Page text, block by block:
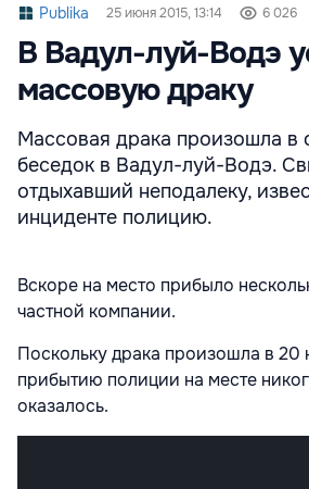
Publika 25 июня 2015, 13:14 6 026
В Вадул-луй-Водэ
массовую драку
Массовая драка произошла в
беседок в Вадул-луй-Водэ.
отдыхавший неподалеку,
инциденте полицию.
Вскоре на место прибыло
частной компании.
Поскольку драка произошла в 20
прибытию полиции на месте
оказалось.